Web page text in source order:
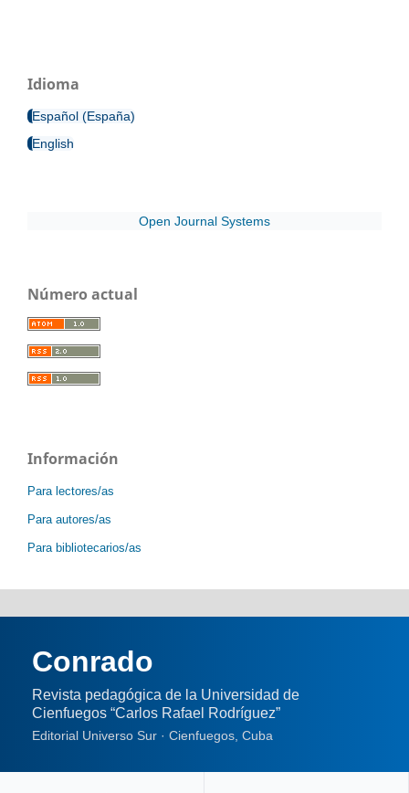
Idioma
Español (España)
English
Open Journal Systems
Número actual
Información
Para lectores/as
Para autores/as
Para bibliotecarios/as
Conrado
Revista pedagógica de la Universidad de
Cienfuegos “Carlos Rafael Rodríguez”
Editorial Universo Sur · Cienfuegos, Cuba